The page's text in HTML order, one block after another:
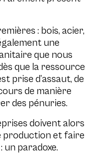
: bois, acier,
une
que nous
que la ressource
prise d’assaut, de
de manière
des pénuries.
doivent alors
production et faire
un paradoxe.